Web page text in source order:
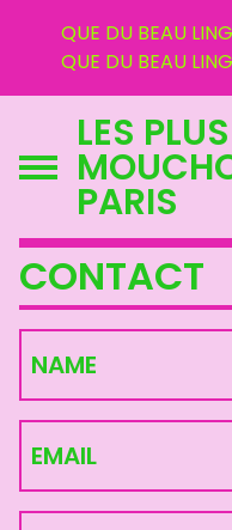
QUE DU BEAU
QUE DU BEAU
LES
PARIS
CONTACT
NAME
EMAIL